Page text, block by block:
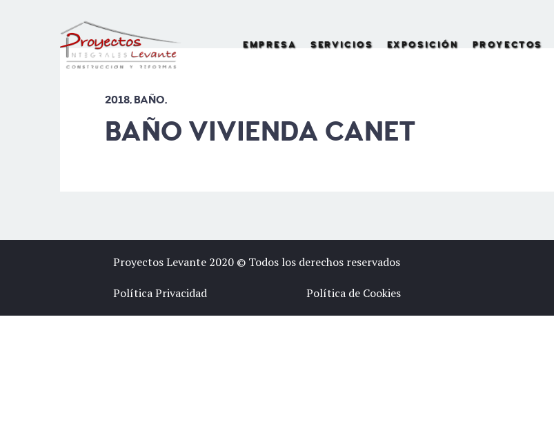
EMPRESA SERVICIOS EXPOSICIÓN PROYECTOS
2018, BAÑO,
BAÑO VIVIENDA CANET
Proyectos Levante 2020 © Todos los derechos reservados
Política Privacidad Política de Cookies